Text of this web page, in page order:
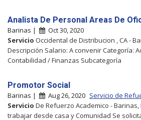
Analista De Personal Areas De
Barinas |
Oct 30, 2020
Servicio Occidental de Distribucion , CA -
Descripción Salario: A convenir Categoría:
Contabilidad / Finanzas Subcategoría
Promotor Social
Barinas | Aug 26, 2020 Servicio de
Servicio De Refuerzo Academico - Barinas,
trabajar desde casa y Comunidad Se